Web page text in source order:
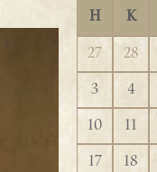
H K
27 28
3
4
10
11
17
18